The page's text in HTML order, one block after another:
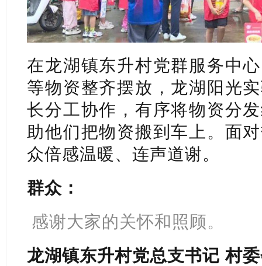
在龙湖镇东升村党群服务中
等物资整齐摆放，龙湖阳光
长分工协作，有序将物资分
助他们把物资搬到车上。面
众倍感温暖、连声道谢。
群众：
感谢大家的关怀和照顾。
龙湖镇东升村党总支书记 村